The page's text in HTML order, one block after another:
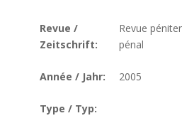
Revue /
Zeitschrift:
Revue
pénal
Année / Jahr: 2005
Type / Typ: